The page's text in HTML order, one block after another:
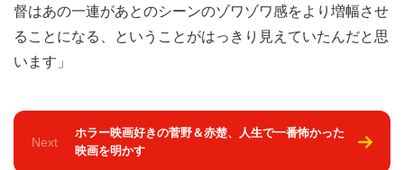
督はあの一連があとのシーンのゾワゾワ感をより増幅させ
ることになる、ということがはっきり見えていたんだと思
います」
Next
ホラー映画好きの菅野＆赤楚、人生で一番怖かった
映画を明かす